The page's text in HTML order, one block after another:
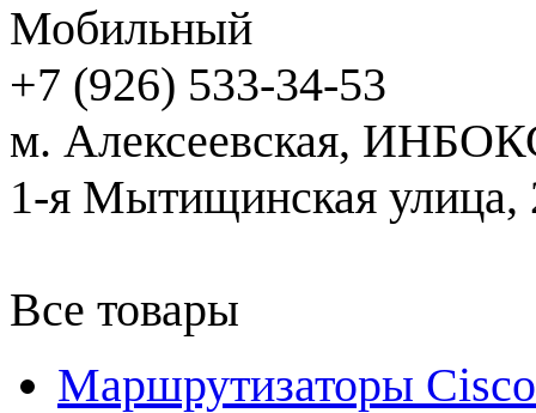
Мобильный
+7 (926) 533-34-53
м. Алексеевская,
1-я Мытищинская улица,
Все товары
Маршрутизаторы Cisco